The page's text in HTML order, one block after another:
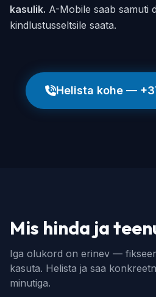
kasulik. A-Mobile saab samuti
kindlustusseltsile saata.
Helista kohe —
Mis hinda ja
Iga olukord on erinev —
kasuta. Helista ja saa
minutiga.